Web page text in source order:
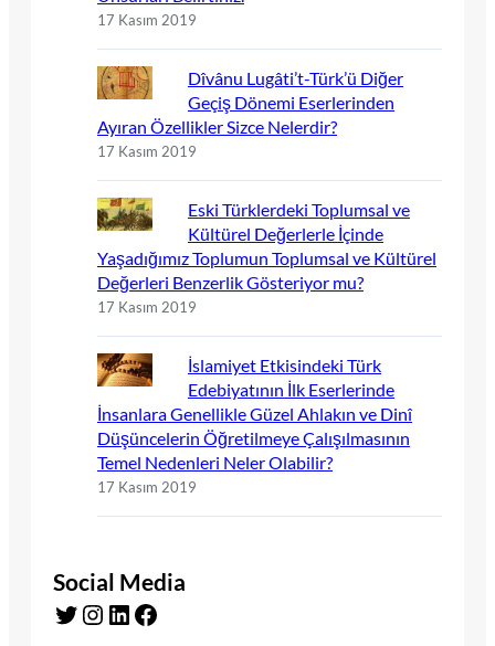
17 Kasım 2019
Dîvânu Lugâti’t-Türk’ü Diğer
Geçiş Dönemi Eserlerinden
Ayıran Özellikler Sizce Nelerdir?
17 Kasım 2019
Eski Türklerdeki Toplumsal ve
Kültürel Değerlerle İçinde
Yaşadığımız Toplumun Toplumsal ve Kültürel
Değerleri Benzerlik Gösteriyor mu?
17 Kasım 2019
İslamiyet Etkisindeki Türk
Edebiyatının İlk Eserlerinde
İnsanlara Genellikle Güzel Ahlakın ve Dinî
Düşüncelerin Öğretilmeye Çalışılmasının
Temel Nedenleri Neler Olabilir?
17 Kasım 2019
Social Media
Twitter Instagram LinkedIn Facebook